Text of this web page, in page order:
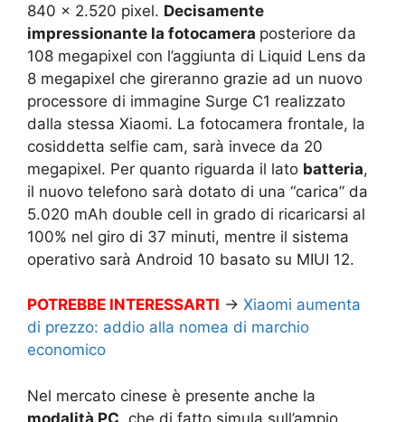
840 x 2.520 pixel. Decisamente
impressionante la fotocamera posteriore da
108 megapixel con l’aggiunta di Liquid Lens da
8 megapixel che gireranno grazie ad un nuovo
processore di immagine Surge C1 realizzato
dalla stessa Xiaomi. La fotocamera frontale, la
cosiddetta selfie cam, sarà invece da 20
megapixel. Per quanto riguarda il lato batteria,
il nuovo telefono sarà dotato di una “carica” da
5.020 mAh double cell in grado di ricaricarsi al
100% nel giro di 37 minuti, mentre il sistema
operativo sarà Android 10 basato su MIUI 12.
POTREBBE INTERESSARTI → Xiaomi aumenta
di prezzo: addio alla nomea di marchio
economico
Nel mercato cinese è presente anche la
modalità PC, che di fatto simula sull’ampio